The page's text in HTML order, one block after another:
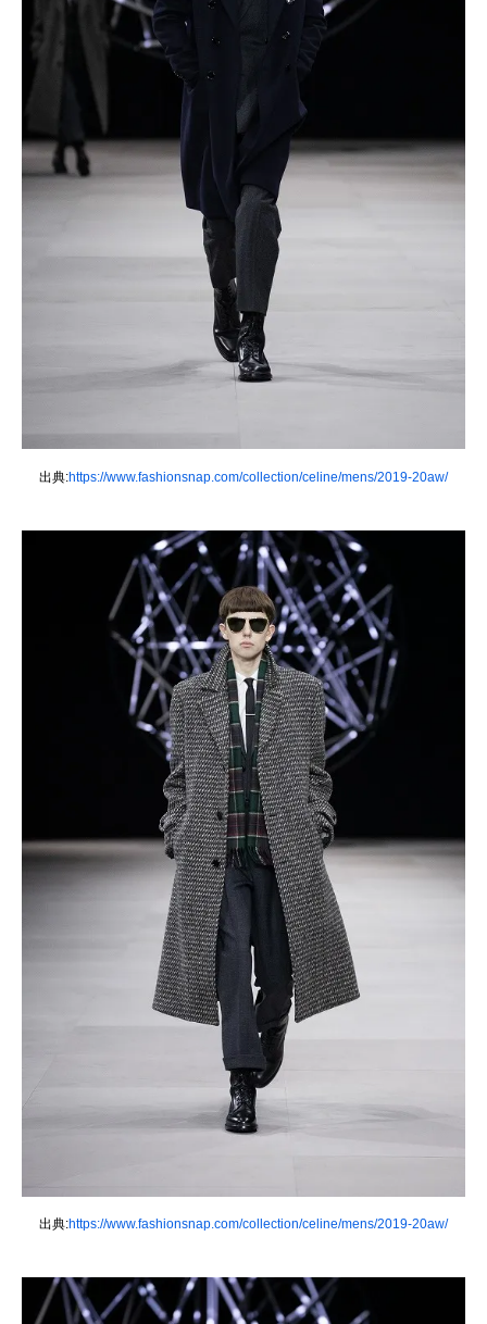
出典:https://www.fashionsnap.com/collection/celine/mens/2019-20aw/
出典:https://www.fashionsnap.com/collection/celine/mens/2019-20aw/